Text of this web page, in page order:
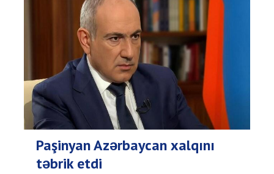
Paşinyan Azərbaycan xalqını
təbrik etdi